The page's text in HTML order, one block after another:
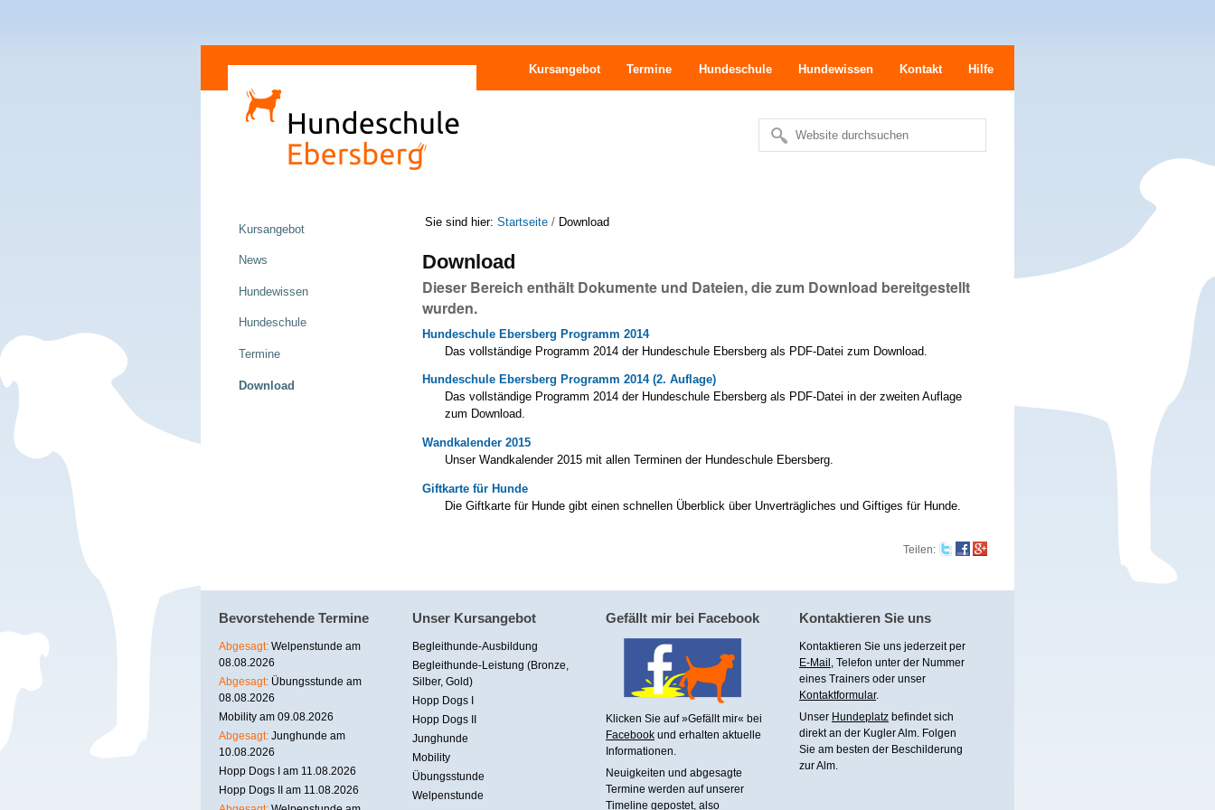
zum
Inhalt
Direkt
Navigation
Kursangebot Termine Hundeschule Hundewissen Kontakt Hilfe
Website durchsuchen
Erweiterte
Sie sind hier: Startseite / Download
Download
Dieser Bereich enthält Dokumente und Dateien, die zum Download bereitgestellt
wurden.
Hundeschule Ebersberg Programm 2014
Das vollständige Programm 2014 der Hundeschule Ebersberg als PDF-Datei zum Download.
Hundeschule Ebersberg Programm 2014 (2. Auflage)
Das vollständige Programm 2014 der Hundeschule Ebersberg als PDF-Datei in der zweiten Auflage
zum Download.
Wandkalender 2015
Unser Wandkalender 2015 mit allen Terminen der Hundeschule Ebersberg.
Giftkarte für Hunde
Die Giftkarte für Hunde gibt einen schnellen Überblick über Unverträgliches und Giftiges für Hunde.
Teilen:
Kursangebot
News
Hundewissen
Hundeschule
Termine
Download
Bevorstehende Termine
Abgesagt: Welpenstunde am
08.08.2026
Abgesagt: Übungsstunde am
08.08.2026
Mobility am 09.08.2026
Abgesagt: Junghunde am
10.08.2026
Hopp Dogs I am 11.08.2026
Hopp Dogs II am 11.08.2026
Unser Kursangebot
Begleithunde-Ausbildung
Begleithunde-Leistung (Bronze,
Silber, Gold)
Hopp Dogs I
Hopp Dogs II
Junghunde
Mobility
Übungsstunde
Welpenstunde
Gefällt mir bei Facebook
Klicken Sie auf »Gefällt mir« bei
Facebook und erhalten aktuelle
Informationen.
Neuigkeiten und abgesagte
Termine werden auf unserer
Timeline gepostet, also
Kontaktieren Sie uns
Kontaktieren Sie uns jederzeit per
E-Mail , Telefon unter der Nummer
eines Trainers oder unser
Kontaktformular.
Unser Hundeplatz befindet sich
direkt an der Kugler Alm. Folgen
Sie am besten der Beschilderung
zur Alm.